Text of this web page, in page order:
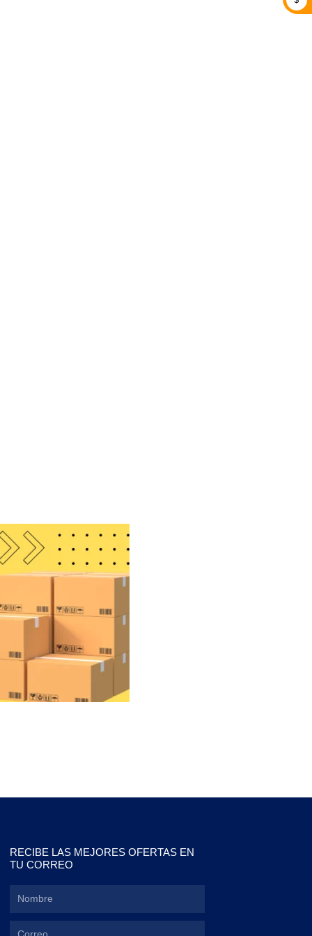
RECIBE LAS MEJORES OFERTAS EN
TU CORREO